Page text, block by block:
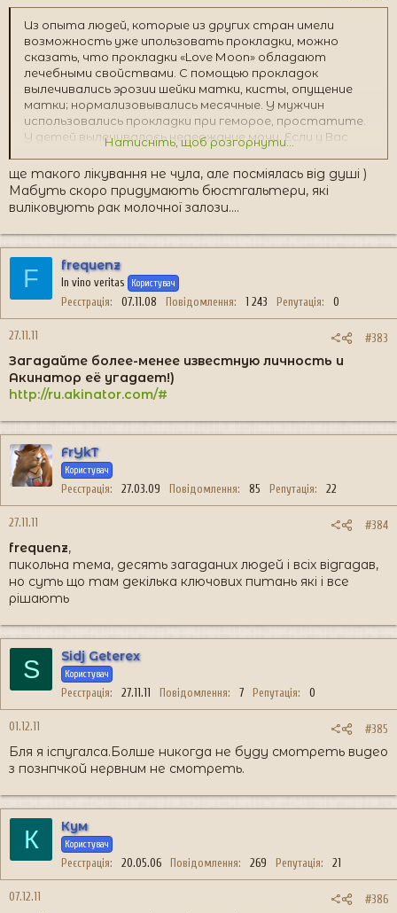
Из опыта людей, которые из других стран имели
возможность уже ипользовать прокладки, можно
сказать, что прокладки «Love Мооn» обладают
лечебными свойствами. С помощью прокладок
вылечивались эрозии шейки матки, кисты, опущение
матки; нормализовывались месячные. У мужчин
использовались прокладки при геморое, простатите.
У детей вылечивалось недержание мочи. Если у Вас
есть проблемы, то прокладки «Love Мооn» Вам просто
необходимы. Другим же советуем использовать их для
профилактики. Здоровья Вам!!!
Натисніть, щоб розгорнути...
ще такого лікування не чула, але посміялась від душі )
Мабуть скоро придумають бюстгальтери, які
виліковують рак молочної залози....
F frequenz
In vino veritas Користувач
Реєстрація 07.11.08 Повідомлення 1 243 Репутація 0
27.11.11 #383
Загадайте более-менее известную личность и
Акинатор её угадает!)
http://ru.akinator.com/#
FrYkT
Користувач
Реєстрація 27.03.09 Повідомлення 85 Репутація 22
27.11.11 #384
frequenz,
пикольна тема, десять загаданих людей і всіх відгадав,
но суть що там декілька ключових питань які і все
рішають
S Sidj Geterex
Користувач
Реєстрація 27.11.11 Повідомлення 7 Репутація 0
01.12.11 #385
Бля я іспугалса.Болше никогда не буду смотреть видео
з познпчкой нервним не смотреть.
К Кум
Користувач
Реєстрація 20.05.06 Повідомлення 269 Репутація 21
07.12.11 #386